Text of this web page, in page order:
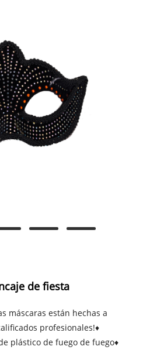
de fiesta
máscaras están hechas a
profesionales!♦
plástico de fuego de fuego♦